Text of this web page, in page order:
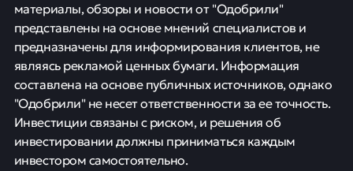
материалы, обзоры и новости от "Одобрили"
представлены на основе мнений специалистов и
предназначены для информирования клиентов, не
являясь рекламой ценных бумаги. Информация
составлена на основе публичных источников, однако
"Одобрили" не несет ответственности за ее точность.
Инвестиции связаны с риском, и решения об
инвестировании должны приниматься каждым
инвестором самостоятельно.